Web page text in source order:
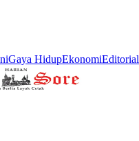
Gaya HidupEkonomiEditorial